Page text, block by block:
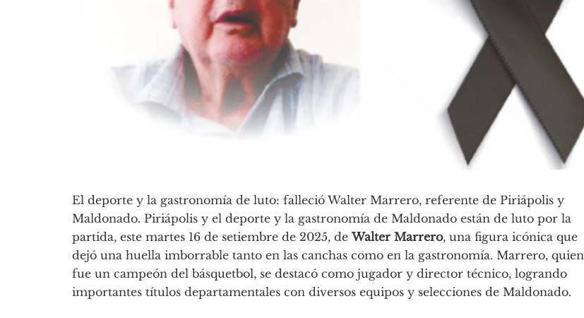
El deporte y la gastronomía de luto: falleció Walter Marrero, referente de Piriápolis y
Maldonado. Piriápolis y el deporte y la gastronomía de Maldonado están de luto por la
partida, este martes 16 de setiembre de 2025, deWalter Marrero, una figura icónica que
dejó una huella imborrable tanto en las canchas como en la gastronomía. Marrero, quien
fue un campeón del básquetbol, se destacó como jugador y director técnico, logrando
importantes títulos departamentales con diversos equipos y selecciones de Maldonado.